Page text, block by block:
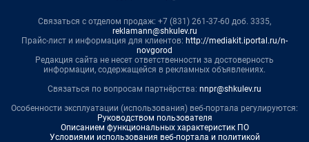
Связаться с отделом продаж: +7 (831) 261-37-60 доб. 3335,
reklamann@shkulev.ru
Прайс-лист и информация для клиентов: http://mediakit.iportal.ru/n-
novgorod
Редакция сайта не несет ответственности за достоверность
информации, содержащейся в рекламных объявлениях.
Связаться по вопросам партнёрства: nnpr@shkulev.ru
Особенности эксплуатации (использования) веб-портала регулируются:
Руководством пользователя
Описанием функциональных характеристик ПО
Условиями использования веб-портала и политикой